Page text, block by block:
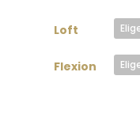
Loft
Flexion